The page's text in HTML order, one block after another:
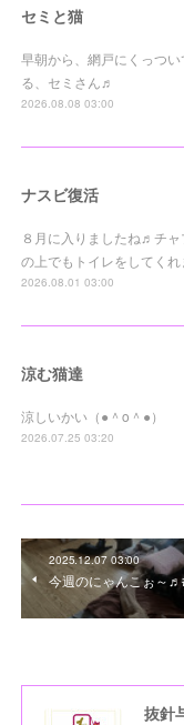
セミと猫
早朝から、網戸にくっつ
る、セミさん♬
2026.08.08 03:00
ナスビ復活
８月に入りましたね♬チ
の上でもトイレをしてく
2026.08.01 03:00
涼む猫達
涼しいかい（●＾o＾●）
2026.07.25 03:20
2025.12.07 03:00
今週のにゃんこぉ～